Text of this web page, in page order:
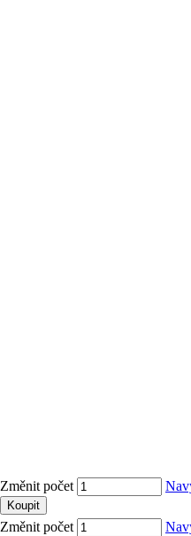
Změnit počet
Koupit
Změnit počet